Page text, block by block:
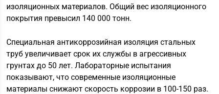
изоляционных материалов. Общий вес изоляционного
покрытия превысил 140 000 тонн.
Специальная антикоррозийная изоляция стальных
труб увеличивает срок их службы в агрессивных
грунтах до 50 лет. Лабораторные испытания
показывают, что современные изоляционные
материалы снижают скорость коррозии в 100-150 раз.